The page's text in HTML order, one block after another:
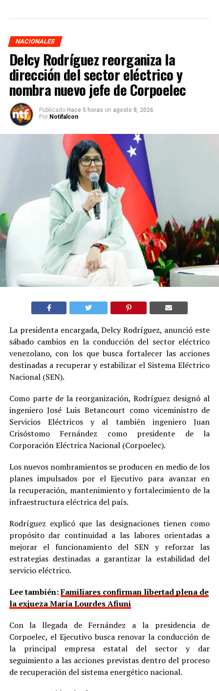
NACIONALES
Delcy Rodríguez reorganiza la
dirección del sector eléctrico y
nombra nuevo jefe de Corpoelec
Publicado Hace 5 horas on agosto 8, 2026
Por Notifalcon
La presidenta encargada, Delcy Rodríguez, anunció este
sábado cambios en la conducción del sector eléctrico
venezolano, con los que busca fortalecer las acciones
destinadas a recuperar y estabilizar el Sistema Eléctrico
Nacional (SEN).
Como parte de la reorganización, Rodríguez designó al
ingeniero José Luis Betancourt como viceministro de
Servicios Eléctricos y al también ingeniero Juan
Crisóstomo Fernández como presidente de la
Corporación Eléctrica Nacional (Corpoelec).
Los nuevos nombramientos se producen en medio de los
planes impulsados por el Ejecutivo para avanzar en
la recuperación, mantenimiento y fortalecimiento de la
infraestructura eléctrica del país.
Rodríguez explicó que las designaciones tienen como
propósito dar continuidad a las labores orientadas a
mejorar el funcionamiento del SEN y reforzar las
estrategias destinadas a garantizar la estabilidad del
servicio eléctrico.
Lee también:Familiares confirman libertad plena de
la exjueza María Lourdes Afiuni
Con la llegada de Fernández a la presidencia de
Corpoelec, el Ejecutivo busca renovar la conducción de
la principal empresa estatal del sector y dar
seguimiento a las acciones previstas dentro del proceso
de recuperación del sistema energético nacional.